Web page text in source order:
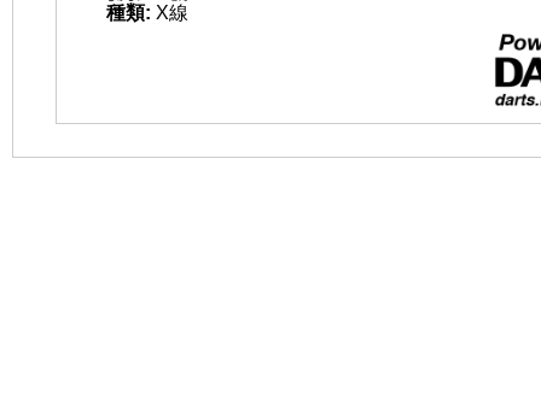
種類: X線